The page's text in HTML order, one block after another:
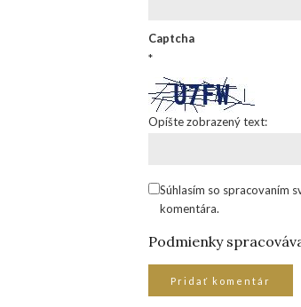
Captcha
*
Opíšte zobrazený text:
Súhlasím so spracovaním
komentára.
Podmienky